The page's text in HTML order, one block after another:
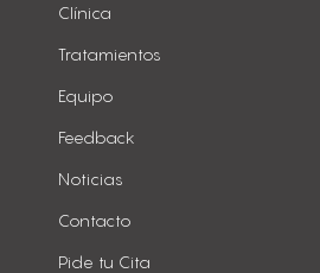
Clínica
Tratamientos
Equipo
Feedback
Noticias
Contacto
Pide tu Cita